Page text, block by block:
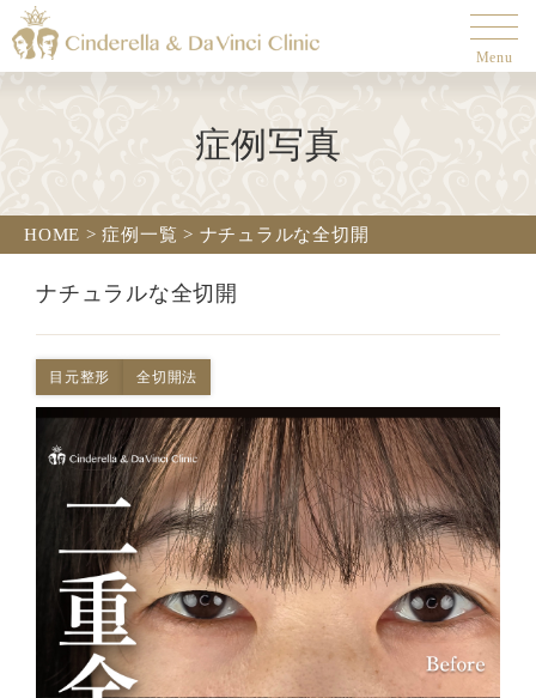
Menu
症例写真
HOME >症例一覧 > ナチュラルな全切開
ナチュラルな全切開
目元整形 全切開法